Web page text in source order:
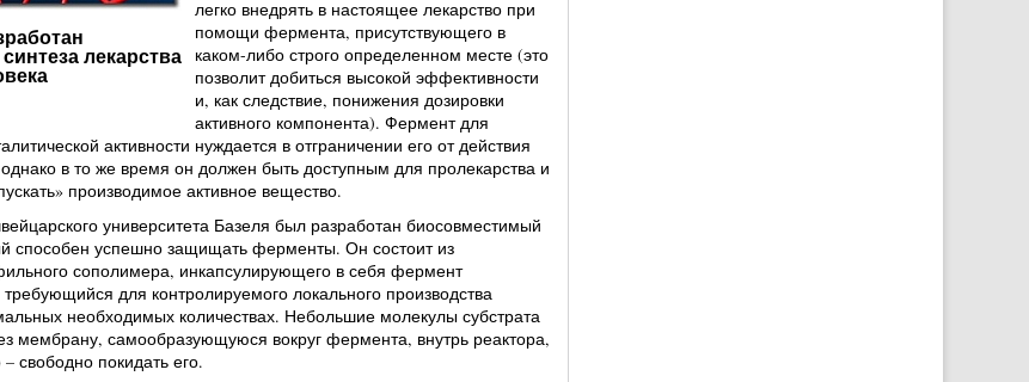
лекарства
легко внедрять в настоящее лекарство при
помощи фермента, присутствующего в
каком-либо строго определенном месте (это
позволит добиться высокой эффективности
и, как следствие, понижения дозировки
активного компонента). Фермент для
активности нуждается в отграничении его от действия
в то же время он должен быть доступным для пролекарства и
производимое активное вещество.
университета Базеля был разработан биосовместимый
способен успешно защищать ферменты. Он состоит из
сополимера, инкапсулирующего в себя фермент
для контролируемого локального производства
необходимых количествах. Небольшие молекулы субстрата
мембрану, самообразующуюся вокруг фермента, внутрь реактора,
свободно покидать его.